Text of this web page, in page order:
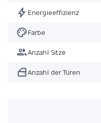
Pack Premium Plus
Pack AMG Night
Pack Premium Plus
Energieeffizienz
Farbe
Anzahl Sitze
Anzahl der Türen